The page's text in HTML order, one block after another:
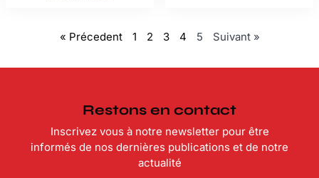
« Précedent 1 2 3 4 5 Suivant »
Restons en contact
Inscrivez vous à notre newsletter pour être
informés de nos dernières publications et de notre
actualité